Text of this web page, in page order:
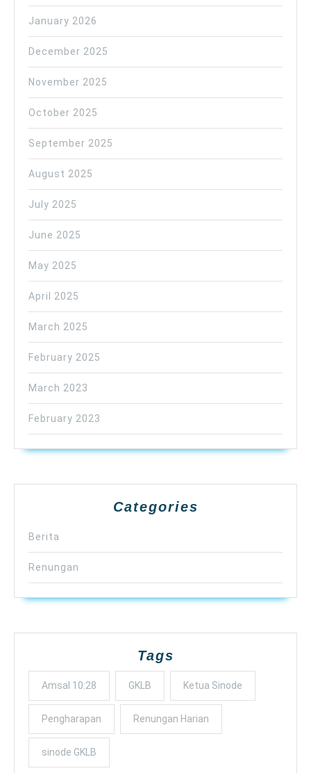
January 2026
December 2025
November 2025
October 2025
September 2025
August 2025
July 2025
June 2025
May 2025
April 2025
March 2025
February 2025
March 2023
February 2023
Categories
Berita
Renungan
Tags
Amsal 10:28 GKLB Ketua Sinode
Pengharapan Renungan Harian
sinode GKLB